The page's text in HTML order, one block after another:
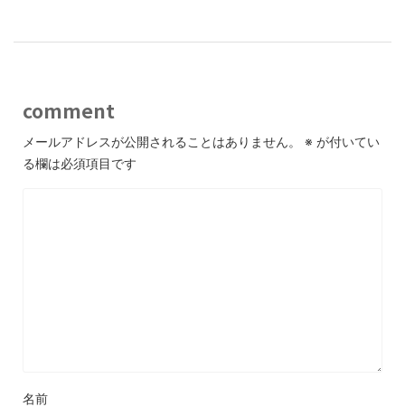
comment
メールアドレスが公開されることはありません。 ※ が付いてい
る欄は必須項目です
名前